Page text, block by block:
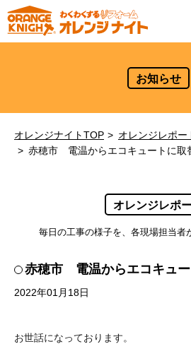
お知らせ
オレンジナイトTOP
オレンジレポー
赤穂市 電温からエコキュートに取
オレンジレポ
毎日の工事の様子を、各現場担当者
赤穂市 電温からエコキュ
2022年01月18日
お世話になっております。